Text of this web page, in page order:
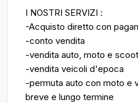
I NOSTRI SERVIZI :
-Acquisto diretto con
-conto vendita
-vendita auto, moto e
-vendita veicoli d'epoca
-permuta auto con moto e
breve e lungo termine